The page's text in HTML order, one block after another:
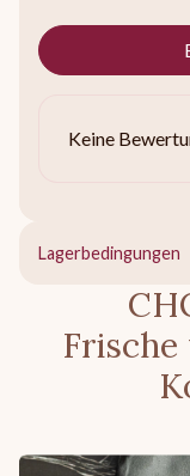
Keine
Lagerbedingungen